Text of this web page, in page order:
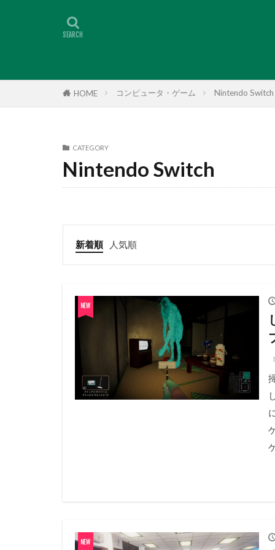
HOME コンピュータ・ゲーム Nintendo Switch
CATEGORY
Nintendo Switch
新着順 人気順